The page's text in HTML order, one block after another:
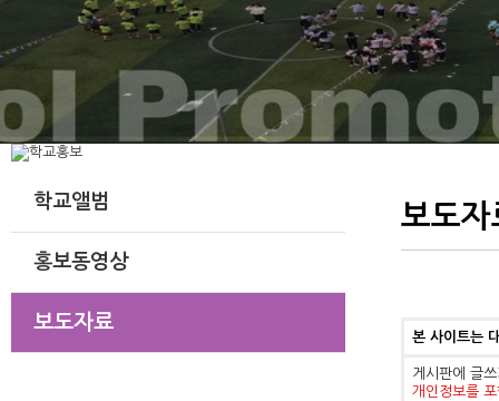
학
학교앨범
홍보동영상
보도자료
보도자
본 사이트는
게시판에 글
개인정보를